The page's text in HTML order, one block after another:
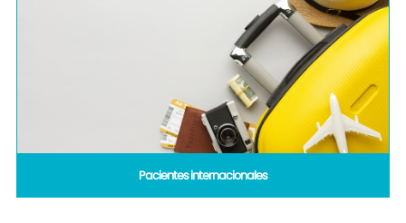
Pacientes internacionales